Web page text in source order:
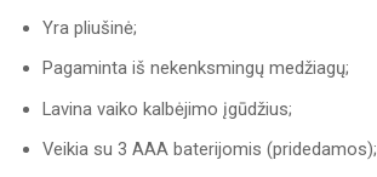
Yra pliušinė;
Pagaminta iš nekenksmingų medžiagų;
Lavina vaiko kalbėjimo įgūdžius;
Veikia su 3 AAA baterijomis (pridedamos);